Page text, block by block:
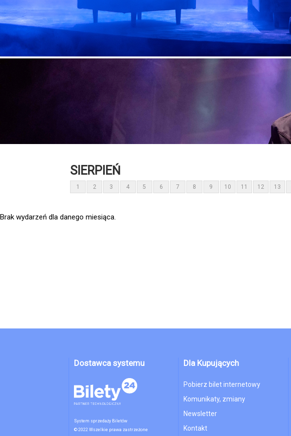
SIERPIEŃ
1 2 3 4 5 6 7 8 9 10 11 12 13
Brak wydarzeń dla danego miesiąca.
Dostawca systemu
System sprzedaży Biletów
© 2022 Wszelkie prawa zastrzeżone
Dla Kupujących
Pobierz bilet internetowy
Komunikaty, zmiany
Newsletter
Kontakt